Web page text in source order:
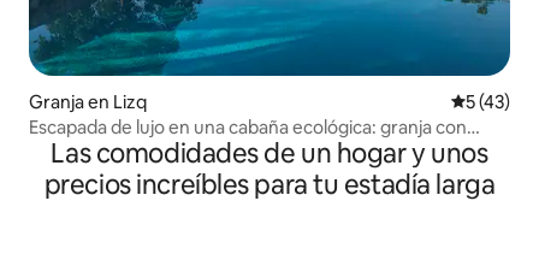
Granja en Lizq
5 (43)
Escapada de lujo en una cabaña ecológica: granja con
pileta
Las comodidades de un hogar y unos
precios increíbles para tu estadía larga